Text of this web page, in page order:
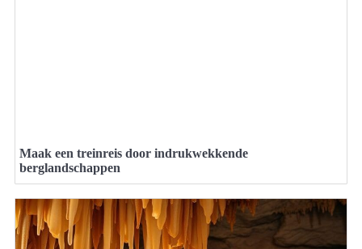
Maak een treinreis door indrukwekkende
berglandschappen